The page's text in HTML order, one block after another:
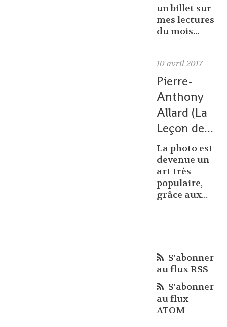
un billet sur
mes lectures
du mois...
10 avril 2017
Pierre-
Anthony
Allard (La
Leçon de...
La photo est
devenue un
art très
populaire,
grâce aux...
S'abonner
au flux RSS
S'abonner
au flux
ATOM